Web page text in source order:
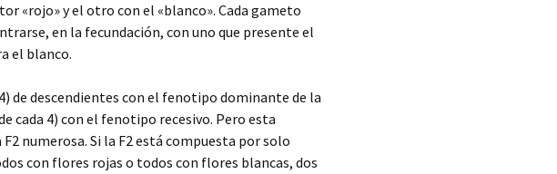
«rojo» y el otro con el «blanco». Cada gameto
en la fecundación, con uno que presente el
el blanco.
de descendientes con el fenotipo dominante de la
cada 4) con el fenotipo recesivo. Pero esta
numerosa. Si la F2 está compuesta por solo
con flores rojas o todos con flores blancas, dos